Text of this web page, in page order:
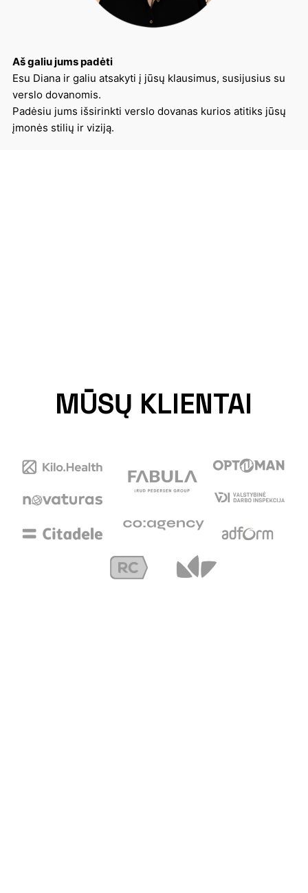
Aš galiu jums padėti
Esu Diana ir galiu atsakyti į jūsų klausimus, susijusius su
verslo dovanomis.
Padėsiu jums išsirinkti verslo dovanas kurios atitiks jūsų
įmonės stilių ir viziją.
MŪSŲ KLIENTAI